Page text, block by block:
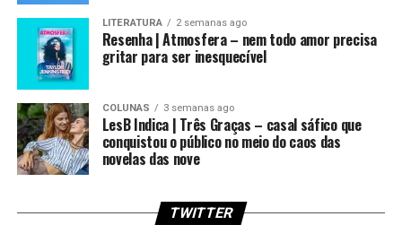
LITERATURA 2 semanas ago
Resenha | Atmosfera – nem todo amor precisa
gritar para ser inesquecível
COLUNAS 3 semanas ago
LesB Indica | Três Graças – casal sáfico que
conquistou o público no meio do caos das
novelas das nove
TWITTER